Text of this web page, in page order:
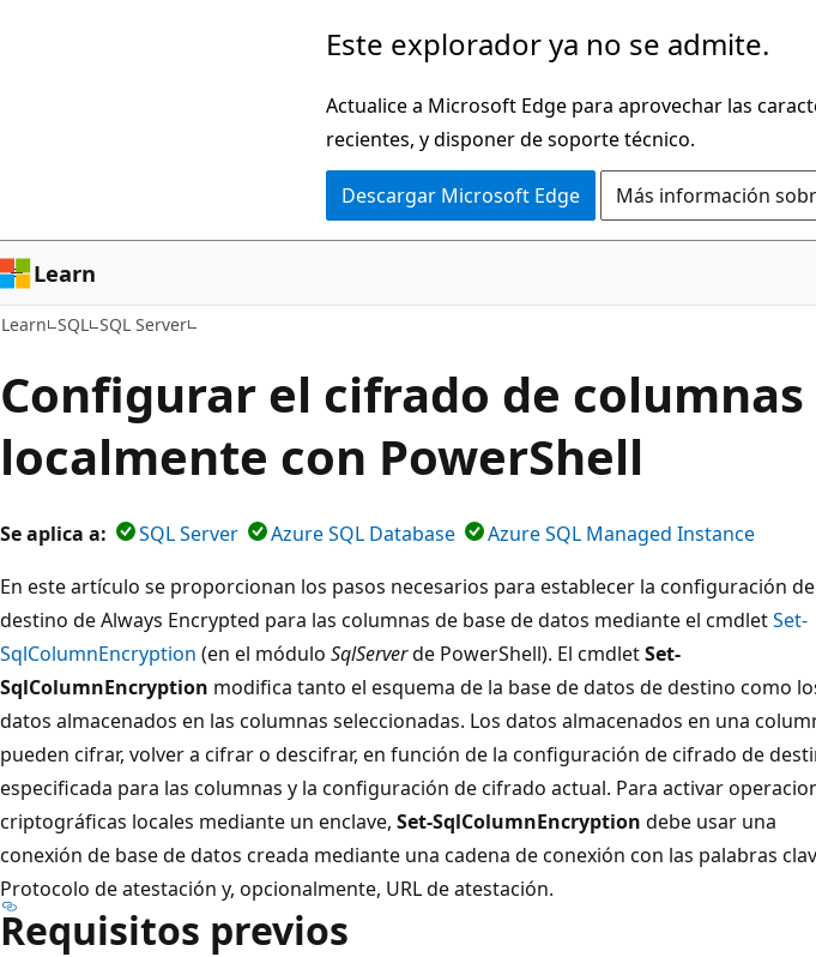
Este explorador ya no se admite.
Actualice a Microsoft Edge para aprovechar las
recientes, y disponer de soporte técnico.
Descargar Microsoft Edge Más información
Learn
Learn SQL SQL Server
Configurar el cifrado de columnas
localmente con PowerShell
Se aplica a: SQL Server Azure SQL Database
Azure SQL Managed Instance
En este artículo se proporcionan los pasos necesarios para establecer la configuración de
destino de Always Encrypted para las columnas de base de datos mediante el cmdletSet-
SqlColumnEncryption (en el módulo SqlServerde PowerShell). El cmdletSet-
SqlColumnEncryption modifica tanto el esquema de la base de datos de destino como
datos almacenados en las columnas seleccionadas. Los datos almacenados en una
pueden cifrar, volver a cifrar o descifrar, en función de la configuración de cifrado de
especificada para las columnas y la configuración de cifrado actual. Para activar
criptográficas locales mediante un enclave, Set-SqlColumnEncryption debe usar una
conexión de base de datos creada mediante una cadena de conexión con las palabras
Protocolo de atestación y, opcionalmente, URL de atestación.
Requisitos previos